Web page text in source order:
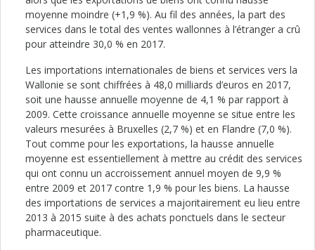
moyenne moindre (+1,9 %). Au fil des années, la part des
services dans le total des ventes wallonnes à l’étranger a crû
pour atteindre 30,0 % en 2017.
Les importations internationales de biens et services vers la
Wallonie se sont chiffrées à 48,0 milliards d’euros en 2017,
soit une hausse annuelle moyenne de 4,1 % par rapport à
2009. Cette croissance annuelle moyenne se situe entre les
valeurs mesurées à Bruxelles (2,7 %) et en Flandre (7,0 %).
Tout comme pour les exportations, la hausse annuelle
moyenne est essentiellement à mettre au crédit des services
qui ont connu un accroissement annuel moyen de 9,9 %
entre 2009 et 2017 contre 1,9 % pour les biens. La hausse
des importations de services a majoritairement eu lieu entre
2013 à 2015 suite à des achats ponctuels dans le secteur
pharmaceutique.